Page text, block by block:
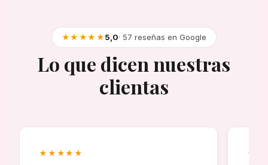
★★★★★5,0· 57 reseñas en Google
Lo que dicen nuestras
clientas
★★★★★